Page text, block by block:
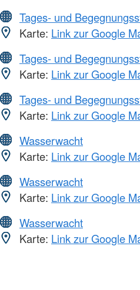
Tages- und
Karte: Link zur Google
Tages- und
Karte: Link zur Google
Tages- und
Karte: Link zur Google
Wasserwacht
Karte: Link zur Google
Wasserwacht
Karte: Link zur Google
Wasserwacht
Karte: Link zur Google